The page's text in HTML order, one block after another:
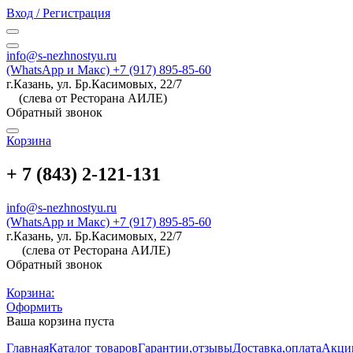
Вход / Регистрация
info@s-nezhnostyu.ru
(WhatsApp и Макс) +7 (917) 895-85-60
г.Казань, ул. Бр.Касимовых, 22/7
(слева от Ресторана АИЛЕ)
Обратный звонок
Корзина
+ 7 (843) 2-121-131
info@s-nezhnostyu.ru
(WhatsApp и Макс) +7 (917) 895-85-60
г.Казань, ул. Бр.Касимовых, 22/7
(слева от Ресторана АИЛЕ)
Обратный звонок
Корзина:
Оформить
Ваша корзина пуста
ГлавнаяКаталог товаровГарантии,отзывыДоставка,оплата